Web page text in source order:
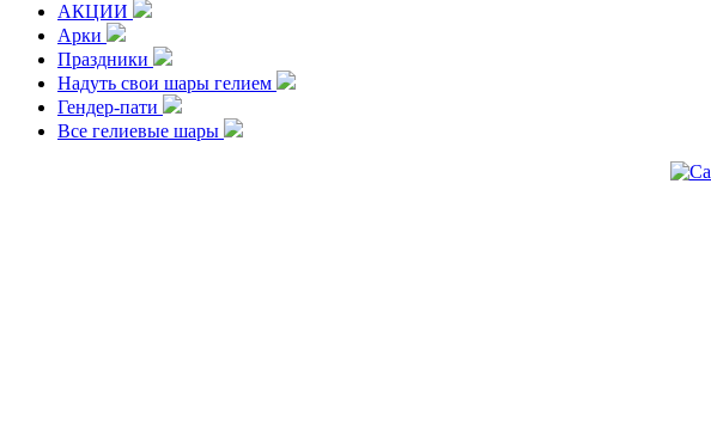
АКЦИИ
Арки
Праздники
Надуть свои шары гелием
Гендер-пати
Все гелиевые шары